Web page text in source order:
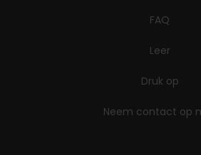
FAQ
Leer
Druk op
Neem contact op